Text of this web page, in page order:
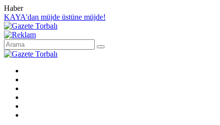
Haber
KAYA'dan müjde üstüne müjde!